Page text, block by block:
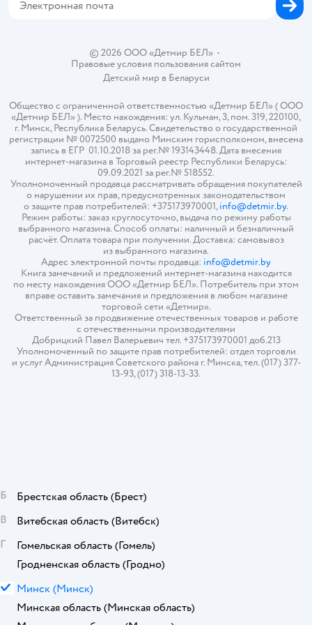
© 2026 ООО «Детмир БЕЛ»•
Правовые условия пользования сайтом
Детский мир в Беларуси
Общество с ограниченной ответственностью «Детмир БЕЛ» ( ООО
«Детмир БЕЛ» ). Место нахождения: ул. Кульман, 3, пом. 319, 220100,
г. Минск, Республика Беларусь. Свидетельство о государственной
регистрации № 0072500 выдано Минским горисполкомом, внесена
запись в ЕГР 01.10.2018 за рег.№ 193143448. Дата внесения
интернет-магазина в Торговый реестр Республики Беларусь:
09.09.2021 за рег.№ 518552.
Уполномоченный продавца рассматривать обращения покупателей
о нарушении их прав, предусмотренных законодательством
о защите прав потребителей: +375173970001,info@detmir.by.
Режим работы: заказ круглосуточно, выдача по режиму работы
выбранного магазина. Способ оплаты: наличный и безналичный
расчёт. Оплата товара при получении. Доставка: самовывоз
из выбранного магазина.
Адрес электронной почты продавца: info@detmir.by
Книга замечаний и предложений интернет-магазина находится
по месту нахождения ООО «Детмир БЕЛ». Потребитель при этом
вправе оставить замечания и предложения в любом магазине
торговой сети «Детмир».
Ответственный за продвижение отечественных товаров и работе
с отечественными производителями
Добрицкий Павел Валерьевич тел. +375173970001 доб.213
Уполномоченный по защите прав потребителей: отдел торговли
и услуг Администрация Советского района г. Минска, тел. (017) 377-
13-93, (017) 318-13-33.
Б Брестская область (Брест)
В
Витебская область (Витебск)
Г
Гомельская область (Гомель)
Гродненская область (Гродно)
М Минск (Минск)
Минская область (Минская область)